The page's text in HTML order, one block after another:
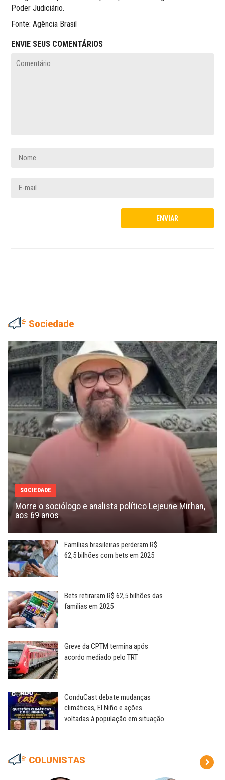
Poder Judiciário.
Fonte: Agência Brasil
ENVIE SEUS COMENTÁRIOS
Sociedade
SOCIEDADE
Morre o sociólogo e analista político Lejeune Mirhan,
aos 69 anos
Famílias brasileiras perderam R$
62,5 bilhões com bets em 2025
Bets retiraram R$ 62,5 bilhões das
famílias em 2025
Greve da CPTM termina após
acordo mediado pelo TRT
ConduCast debate mudanças
climáticas, El Niño e ações
voltadas à população em situação
COLUNISTAS